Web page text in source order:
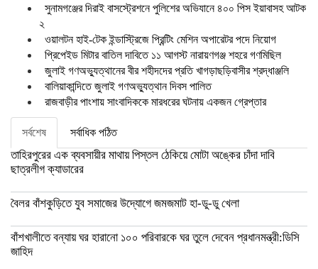
সুনামগঞ্জের দিরাই বাসস্ট্রেশনে পুলিশের অভিযানে ৪০০ পিস ইয়াবাসহ আটক
২
ওয়ালটন হাই-টেক ইন্ডাস্ট্রিজে প্রিন্টিং মেশিন অপারেটর পদে নিয়োগ
প্রিপেইড মিটার বাতিল দাবিতে ১১ আগস্ট নারায়ণগঞ্জ শহরে গণমিছিল
জুলাই গণঅভ্যুত্থানের বীর শহীদদের প্রতি খাগড়াছড়িবাসীর শ্রদ্ধাঞ্জলি
বালিয়াকান্দিতে জুলাই গণঅভ্যুত্থান দিবস পালিত
রাজবাড়ীর পাংশায় সাংবাদিককে মারধরের ঘটনায় একজন গ্রেপ্তার
সর্বশেষ সর্বাধিক পঠিত
তাহিরপুরের এক ব্যবসায়ীর মাথায় পিস্তল ঠেকিয়ে মোটা অঙ্কের চাঁদা দাবি
ছাত্রলীগ ক্যাডারের
বৈলর বাঁশকুড়িতে যুব সমাজের উদ্যোগে জমজমাট হা-ডু-ডু খেলা
বাঁশখালীতে বন্যায় ঘর হারানো ১০০ পরিবারকে ঘর তুলে দেবেন প্রধানমন্ত্রী:ডিসি
জাহিদ